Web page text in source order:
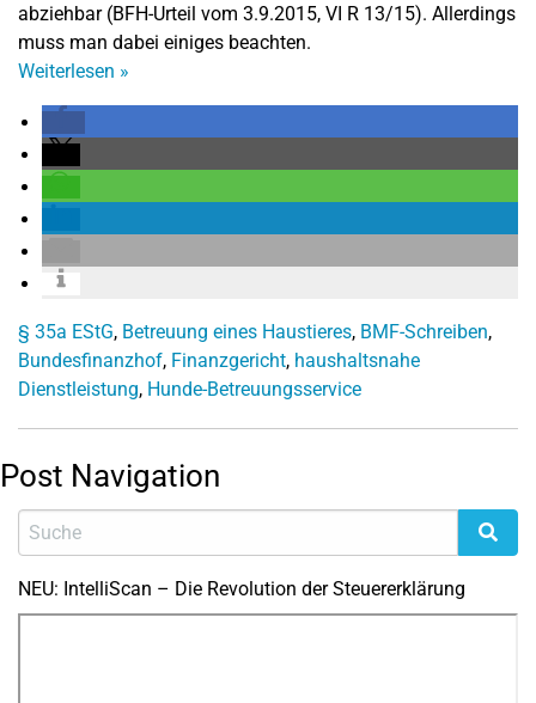
abziehbar (BFH-Urteil vom 3.9.2015, VI R 13/15). Allerdings
muss man dabei einiges beachten.
Weiterlesen »
§ 35a EStG, Betreuung eines Haustieres, BMF-Schreiben,
Bundesfinanzhof, Finanzgericht, haushaltsnahe
Dienstleistung, Hunde-Betreuungsservice
Post Navigation
NEU: IntelliScan – Die Revolution der Steuererklärung